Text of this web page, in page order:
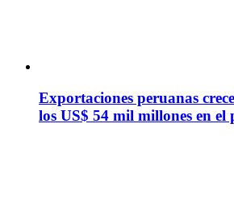
Exportaciones peruanas
los US$ 54 mil millones en el